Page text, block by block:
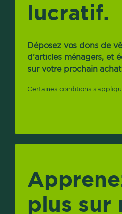
lucratif.
Déposez vos dons de
d'articles ménagers, et
sur votre prochain
Certaines conditions
plus sur